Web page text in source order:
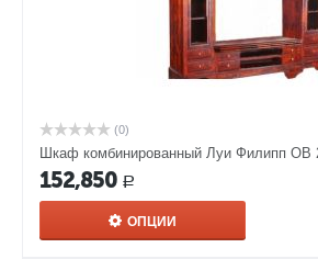
(0)
Шкаф комбинированный Луи Филипп ОВ
152,850 Р
ОПЦИИ